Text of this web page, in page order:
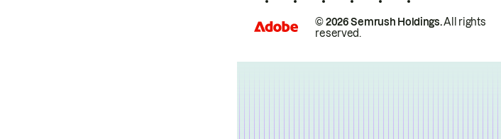
© 2026 Semrush Holdings.All rights
reserved.